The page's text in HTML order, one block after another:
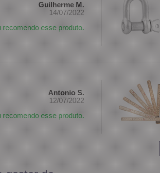
Guilherme M.
14/07/2022
recomendo esse produto.
Antonio S.
12/07/2022
recomendo esse produto.